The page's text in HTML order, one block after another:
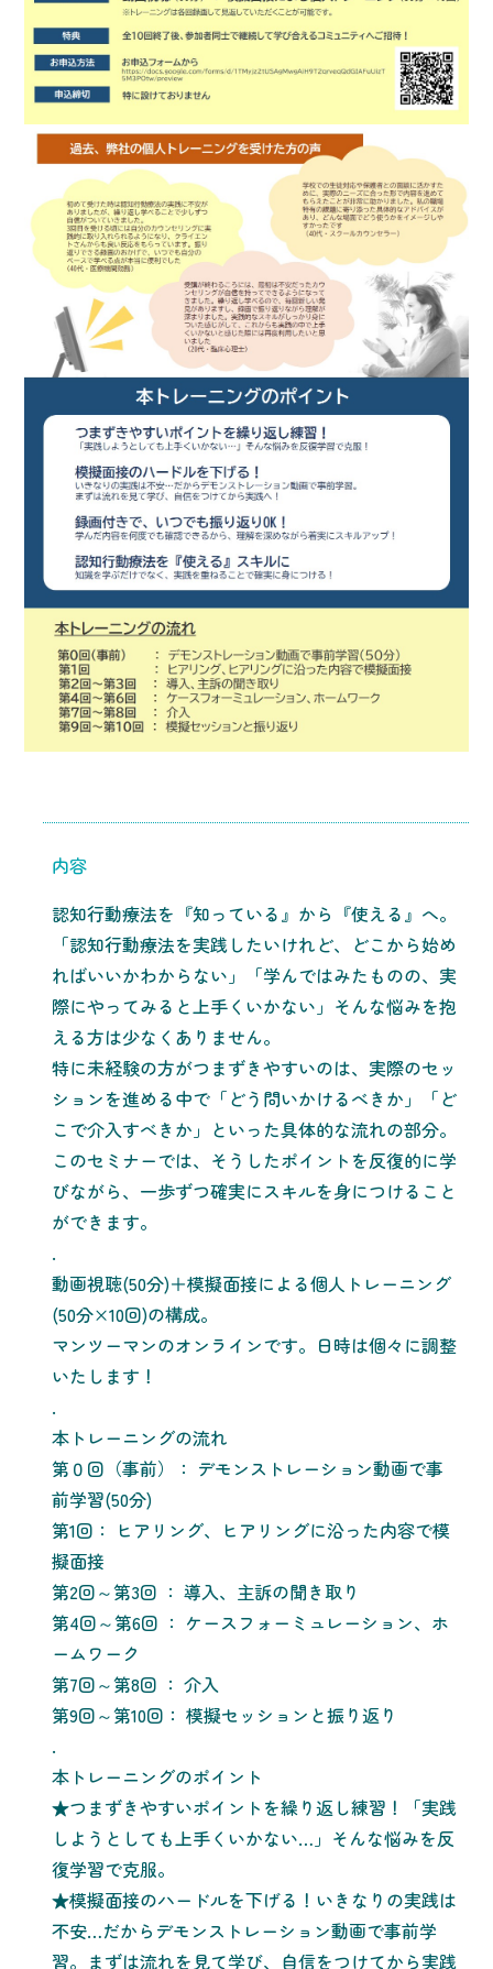
内容
認知行動療法を『知っている』から『使える』へ。
「認知行動療法を実践したいけれど、どこから始め
ればいいかわからない」「学んではみたものの、実
際にやってみると上手くいかない」そんな悩みを抱
える方は少なくありません。
特に未経験の方がつまずきやすいのは、実際のセッ
ションを進める中で「どう問いかけるべきか」「ど
こで介入すべきか」といった具体的な流れの部分。
このセミナーでは、そうしたポイントを反復的に学
びながら、一歩ずつ確実にスキルを身につけること
ができます。
.
動画視聴(50分)＋模擬面接による個人トレーニング
(50分×10回)の構成。
マンツーマンのオンラインです。日時は個々に調整
いたします！
.
本トレーニングの流れ
第０回（事前）： デモンストレーション動画で事
前学習(50分)
第1回： ヒアリング、ヒアリングに沿った内容で模
擬面接
第2回～第3回 ： 導入、主訴の聞き取り
第4回～第6回 ： ケースフォーミュレーション、ホ
ームワーク
第7回～第8回 ： 介入
第9回～第10回： 模擬セッションと振り返り
.
本トレーニングのポイント
★つまずきやすいポイントを繰り返し練習！「実践
しようとしても上手くいかない…」そんな悩みを反
復学習で克服。
★模擬面接のハードルを下げる！いきなりの実践は
不安…だからデモンストレーション動画で事前学
習。まずは流れを見て学び、自信をつけてから実践